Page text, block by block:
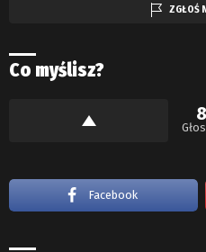
ZGŁOŚ
Co myślisz?
8
Facebook